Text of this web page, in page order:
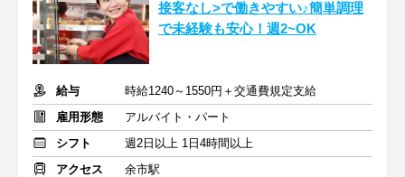
接客なし>で働きやすい♪簡単調理
で未経験も安心！週2~OK
給与
時給1240～1550円＋交通費規定支給
雇用形態
アルバイト・パート
シフト
週2日以上 1日4時間以上
アクセス
余市駅